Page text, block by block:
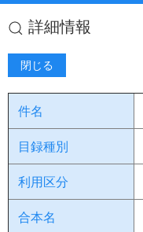
詳細情報
閉じる
件名
目録種別
利用区分
合本名